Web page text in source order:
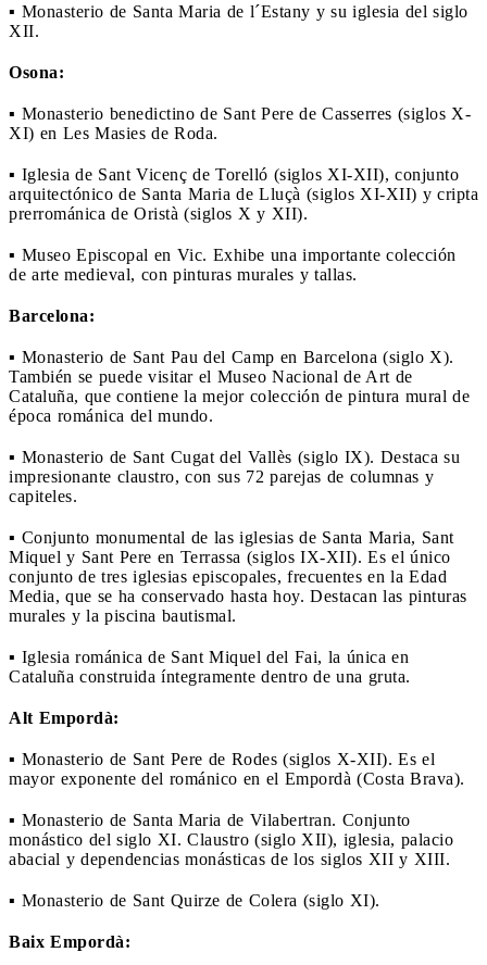
▪ Monasterio de Santa Maria de l´Estany y su iglesia del siglo
XII.
Osona:
▪ Monasterio benedictino de Sant Pere de Casserres (siglos X-
XI) en Les Masies de Roda.
▪ Iglesia de Sant Vicenç de Torelló (siglos XI-XII), conjunto
arquitectónico de Santa Maria de Lluçà (siglos XI-XII) y cripta
prerrománica de Oristà (siglos X y XII).
▪ Museo Episcopal en Vic. Exhibe una importante colección
de arte medieval, con pinturas murales y tallas.
Barcelona:
▪ Monasterio de Sant Pau del Camp en Barcelona (siglo X).
También se puede visitar el Museo Nacional de Art de
Cataluña, que contiene la mejor colección de pintura mural de
época románica del mundo.
▪ Monasterio de Sant Cugat del Vallès (siglo IX). Destaca su
impresionante claustro, con sus 72 parejas de columnas y
capiteles.
▪ Conjunto monumental de las iglesias de Santa Maria, Sant
Miquel y Sant Pere en Terrassa (siglos IX-XII). Es el único
conjunto de tres iglesias episcopales, frecuentes en la Edad
Media, que se ha conservado hasta hoy. Destacan las pinturas
murales y la piscina bautismal.
▪ Iglesia románica de Sant Miquel del Fai, la única en
Cataluña construida íntegramente dentro de una gruta.
Alt Empordà:
▪ Monasterio de Sant Pere de Rodes (siglos X-XII). Es el
mayor exponente del románico en el Empordà (Costa Brava).
▪ Monasterio de Santa Maria de Vilabertran. Conjunto
monástico del siglo XI. Claustro (siglo XII), iglesia, palacio
abacial y dependencias monásticas de los siglos XII y XIII.
▪ Monasterio de Sant Quirze de Colera (siglo XI).
Baix Empordà: